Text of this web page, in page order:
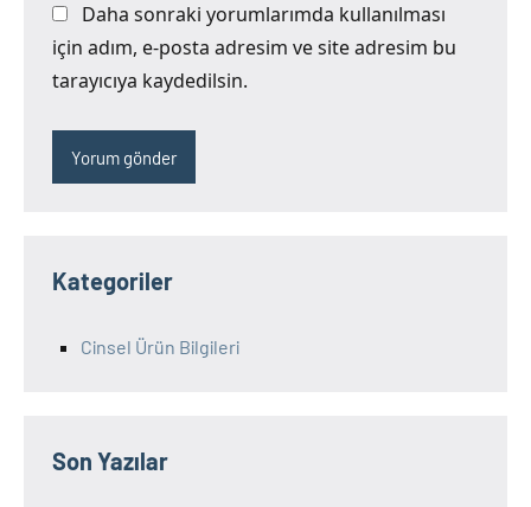
Daha sonraki yorumlarımda kullanılması
için adım, e-posta adresim ve site adresim bu
tarayıcıya kaydedilsin.
Kategoriler
Cinsel Ürün Bilgileri
Son Yazılar